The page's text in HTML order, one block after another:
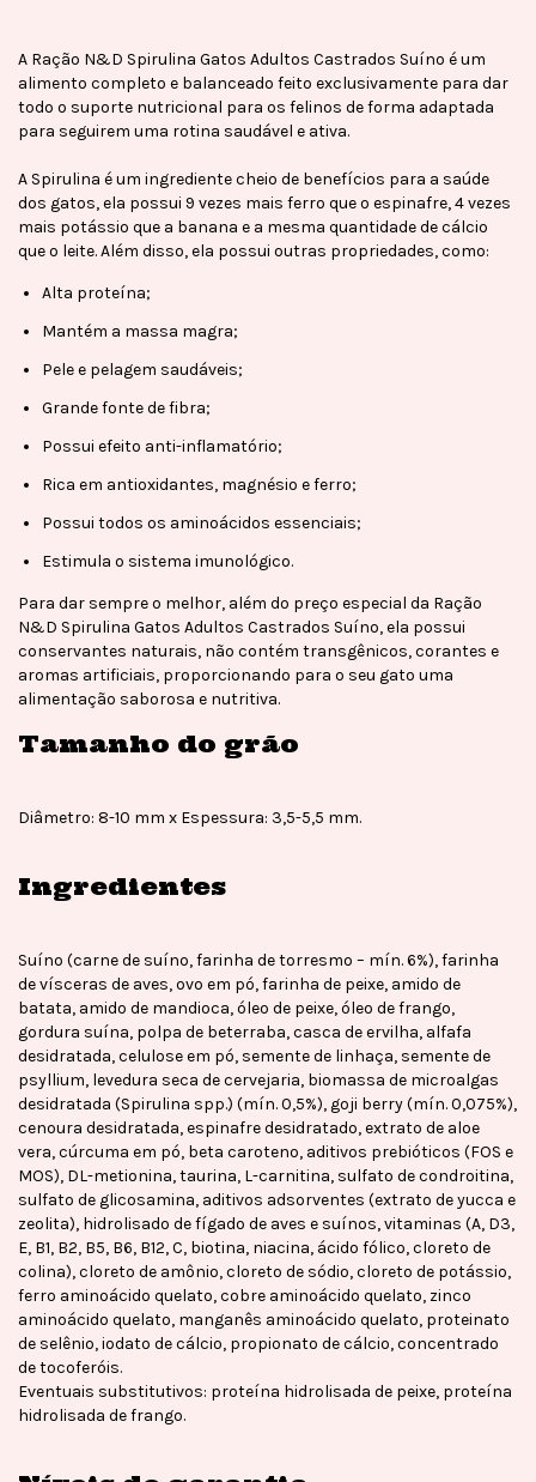
A Ração N&D Spirulina Gatos Adultos Castrados Suíno é um
alimento completo e balanceado feito exclusivamente para dar
todo o suporte nutricional para os felinos de forma adaptada
para seguirem uma rotina saudável e ativa.
A Spirulina é um ingrediente cheio de benefícios para a saúde
dos gatos, ela possui 9 vezes mais ferro que o espinafre, 4 vezes
mais potássio que a banana e a mesma quantidade de cálcio
que o leite. Além disso, ela possui outras propriedades, como:
Alta proteína;
Mantém a massa magra;
Pele e pelagem saudáveis;
Grande fonte de fibra;
Possui efeito anti-inflamatório;
Rica em antioxidantes, magnésio e ferro;
Possui todos os aminoácidos essenciais;
Estimula o sistema imunológico.
Para dar sempre o melhor, além do preço especial da Ração
N&D Spirulina Gatos Adultos Castrados Suíno, ela possui
conservantes naturais, não contém transgênicos, corantes e
aromas artificiais, proporcionando para o seu gato uma
alimentação saborosa e nutritiva.
Tamanho do grão
Diâmetro: 8-10 mm x Espessura: 3,5-5,5 mm.
Ingredientes
Suíno (carne de suíno, farinha de torresmo – mín. 6%), farinha
de vísceras de aves, ovo em pó, farinha de peixe, amido de
batata, amido de mandioca, óleo de peixe, óleo de frango,
gordura suína, polpa de beterraba, casca de ervilha, alfafa
desidratada, celulose em pó, semente de linhaça, semente de
psyllium, levedura seca de cervejaria, biomassa de microalgas
desidratada (Spirulina spp.) (mín. 0,5%), goji berry (mín. 0,075%),
cenoura desidratada, espinafre desidratado, extrato de aloe
vera, cúrcuma em pó, beta caroteno, aditivos prebióticos (FOS e
MOS), DL-metionina, taurina, L-carnitina, sulfato de condroitina,
sulfato de glicosamina, aditivos adsorventes (extrato de yucca e
zeolita), hidrolisado de fígado de aves e suínos, vitaminas (A, D3,
E, B1, B2, B5, B6, B12, C, biotina, niacina, ácido fólico, cloreto de
colina), cloreto de amônio, cloreto de sódio, cloreto de potássio,
ferro aminoácido quelato, cobre aminoácido quelato, zinco
aminoácido quelato, manganês aminoácido quelato, proteinato
de selênio, iodato de cálcio, propionato de cálcio, concentrado
de tocoferóis.
Eventuais substitutivos: proteína hidrolisada de peixe, proteína
hidrolisada de frango.